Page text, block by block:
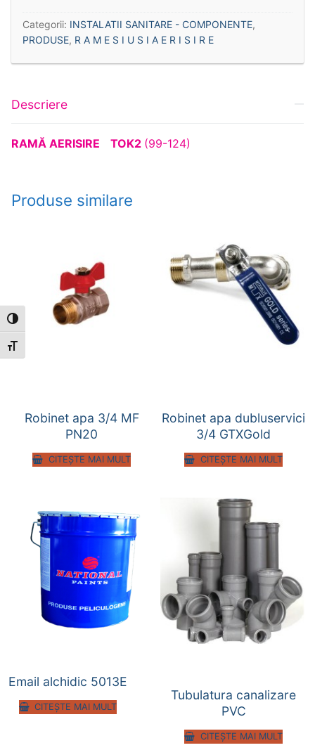
Toggle High Contrast
Toggle Font size
Categorii: INSTALATII SANITARE - COMPONENTE,
PRODUSE, R A M E S I U S I A E R I S I R E
Descriere
RAMĂ AERISIRE TOK2 (99-124)
Produse similare
Robinet apa 3/4 MF
PN20
CITEȘTE MAI MULT
Robinet apa dubluservici
3/4 GTXGold
CITEȘTE MAI MULT
Email alchidic 5013E
CITEȘTE MAI MULT
Tubulatura canalizare
PVC
CITEȘTE MAI MULT